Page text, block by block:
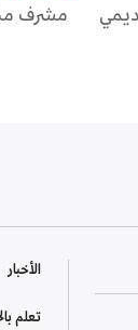
مشرف
الأخبار
تعلم